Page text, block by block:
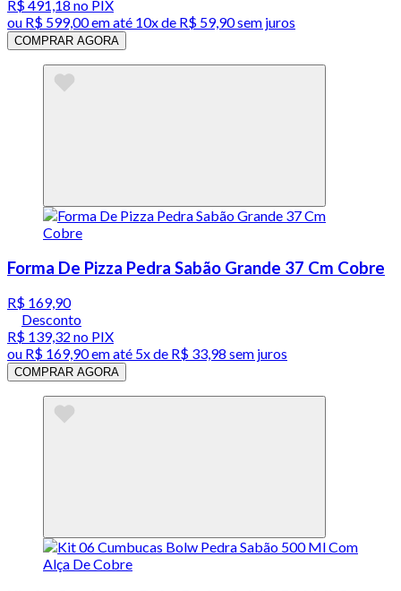
R$ 491,18 no PIX
ou R$ 599,00em até 10x de R$ 59,90 sem juros
COMPRAR AGORA
Forma De Pizza Pedra Sabão Grande 37 Cm Cobre
R$ 169,90
Desconto
R$ 139,32 no PIX
ou R$ 169,90em até 5x de R$ 33,98 sem juros
COMPRAR AGORA